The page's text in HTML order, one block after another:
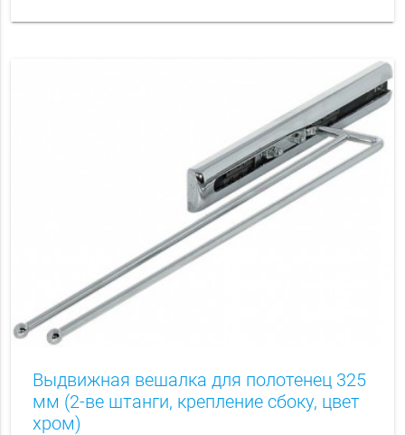
Выдвижная вешалка для полотенец 325
мм (2-ве штанги, крепление сбоку, цвет
хром)